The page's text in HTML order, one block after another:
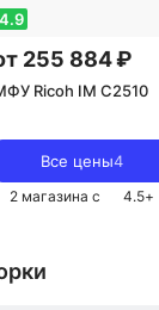
4.9
255 884 ₽
Ricoh IM C2510
Все цены4
2 магазина с 4.5+